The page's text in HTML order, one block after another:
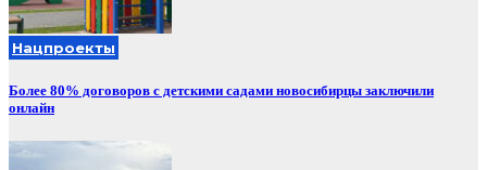
Нацпроекты
Более 80% договоров с детскими садами новосибирцы заключили
онлайн